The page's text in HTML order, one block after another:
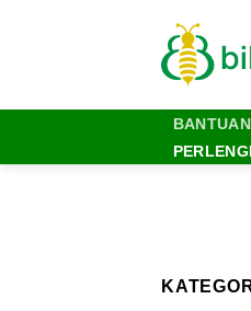
BANTUAN